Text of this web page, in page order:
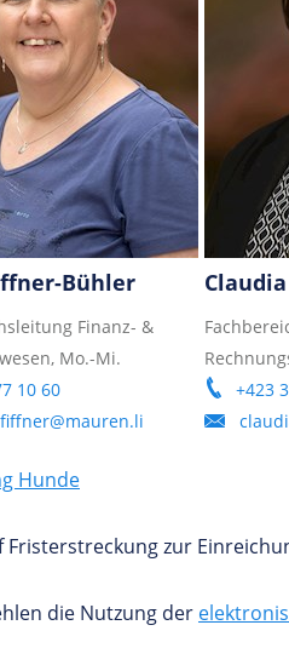
Bühler
Finanz- &
Mo.-Mi.
10 60
+423
Hunde
Fristerstreckung zur
die Nutzung der